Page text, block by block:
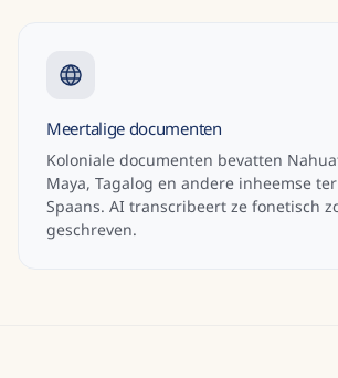
Meertalige documenten
Koloniale documenten bevatten
Maya, Tagalog en andere inheemse
Spaans. AI transcribeert ze fonetisch
geschreven.